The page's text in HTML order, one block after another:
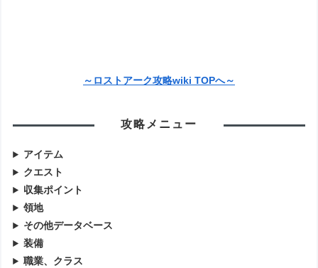
～ロストアーク攻略wiki TOPへ～
攻略メニュー
アイテム
クエスト
収集ポイント
領地
その他データベース
装備
職業、クラス